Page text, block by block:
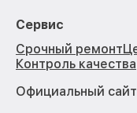
Сервис
Срочный ремонт
Контроль качества
Официальный